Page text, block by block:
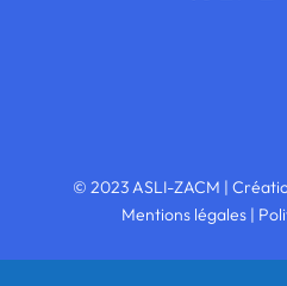
© 2023 ASLI-ZACM |
Mentions légales |